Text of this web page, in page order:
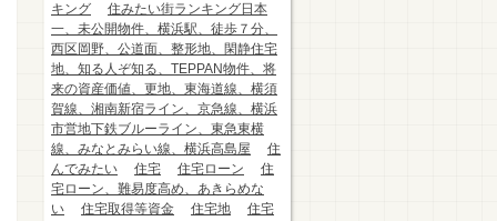
キング
住みたい街ランキング日本
一、未公開物件、横浜駅、徒歩７分、
西区岡野、公道面、整形地、閑静住宅
地、知る人ぞ知る、TEPPAN物件、将
来の資産価値、更地、東海道線、横須
賀線、湘南新宿ライン、京急線、横浜
市営地下鉄ブルーライン、東急東横
線、みなとみらい線、横浜高島屋
住
んでみたい
住宅 住宅ローン
住
宅ローン、難易度高め、あきらめな
い
住宅取得等資金 住宅地
住宅